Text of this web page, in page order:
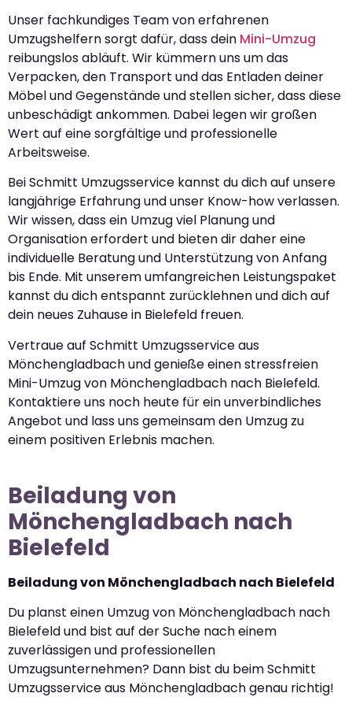
Unser fachkundiges Team von erfahrenen
Umzugshelfern sorgt dafür, dass dein Mini-Umzug
reibungslos abläuft. Wir kümmern uns um das
Verpacken, den Transport und das Entladen deiner
Möbel und Gegenstände und stellen sicher, dass diese
unbeschädigt ankommen. Dabei legen wir großen
Wert auf eine sorgfältige und professionelle
Arbeitsweise.
Bei Schmitt Umzugsservice kannst du dich auf unsere
langjährige Erfahrung und unser Know-how verlassen.
Wir wissen, dass ein Umzug viel Planung und
Organisation erfordert und bieten dir daher eine
individuelle Beratung und Unterstützung von Anfang
bis Ende. Mit unserem umfangreichen Leistungspaket
kannst du dich entspannt zurücklehnen und dich auf
dein neues Zuhause in Bielefeld freuen.
Vertraue auf Schmitt Umzugsservice aus
Mönchengladbach und genieße einen stressfreien
Mini-Umzug von Mönchengladbach nach Bielefeld.
Kontaktiere uns noch heute für ein unverbindliches
Angebot und lass uns gemeinsam den Umzug zu
einem positiven Erlebnis machen.
Beiladung von
Mönchengladbach nach
Bielefeld
Beiladung von Mönchengladbach nach Bielefeld
Du planst einen Umzug von Mönchengladbach nach
Bielefeld und bist auf der Suche nach einem
zuverlässigen und professionellen
Umzugsunternehmen? Dann bist du beim Schmitt
Umzugsservice aus Mönchengladbach genau richtig!